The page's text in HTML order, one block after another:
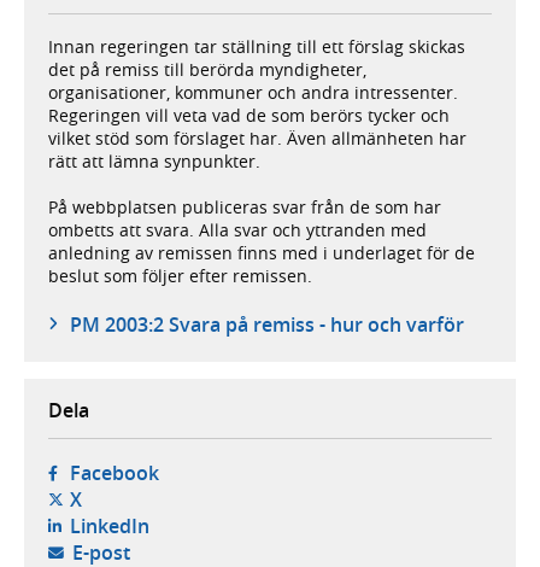
Innan regeringen tar ställning till ett förslag skickas
det på remiss till berörda myndigheter,
organisationer, kommuner och andra intressenter.
Regeringen vill veta vad de som berörs tycker och
vilket stöd som förslaget har. Även allmänheten har
rätt att lämna synpunkter.
På webbplatsen publiceras svar från de som har
ombetts att svara. Alla svar och yttranden med
anledning av remissen finns med i underlaget för de
beslut som följer efter remissen.
PM 2003:2 Svara på remiss - hur och varför
Dela
Facebook- öppnas i ny flik, extern webbplats,
X- öppnas i ny flik, extern webbplats,
LinkedIn- öppnas i ny flik, extern webbplats,
E-post- öppnar din e-postklient,